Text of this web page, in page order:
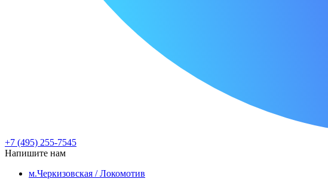
+7 (495) 255-7545
Напишите нам
м.Черкизовская / Локомотив